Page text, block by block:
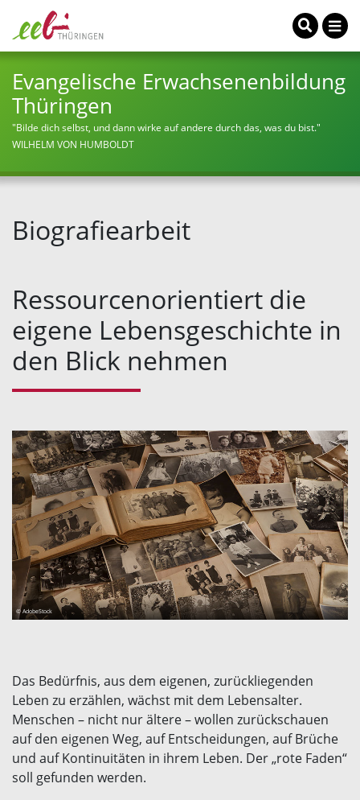
Evangelische Erwachsenenbildung
Thüringen
"Bilde dich selbst, und dann wirke auf andere durch das, was du bist."
WILHELM VON HUMBOLDT
Biografiearbeit
Ressourcenorientiert die
eigene Lebensgeschichte in
den Blick nehmen
© AdobeStock
Das Bedürfnis, aus dem eigenen, zurückliegenden
Leben zu erzählen, wächst mit dem Lebensalter.
Menschen – nicht nur ältere – wollen zurückschauen
auf den eigenen Weg, auf Entscheidungen, auf Brüche
und auf Kontinuitäten in ihrem Leben. Der „rote Faden“
soll gefunden werden.